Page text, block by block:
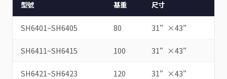
型號 基重 尺寸
SH6401~SH6405 80 31”×43”
SH6411~SH6415 100 31”×43”
SH6421~SH6423 120 31”×43”